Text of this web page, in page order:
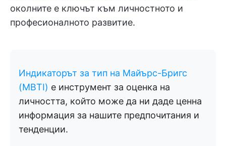
околните е ключът към личностното и
професионалното развитие.
Индикаторът за тип на Майърс-Бригс
(MBTI) е инструмент за оценка на
личността, който може да ни даде ценна
информация за нашите предпочитания и
тенденции.